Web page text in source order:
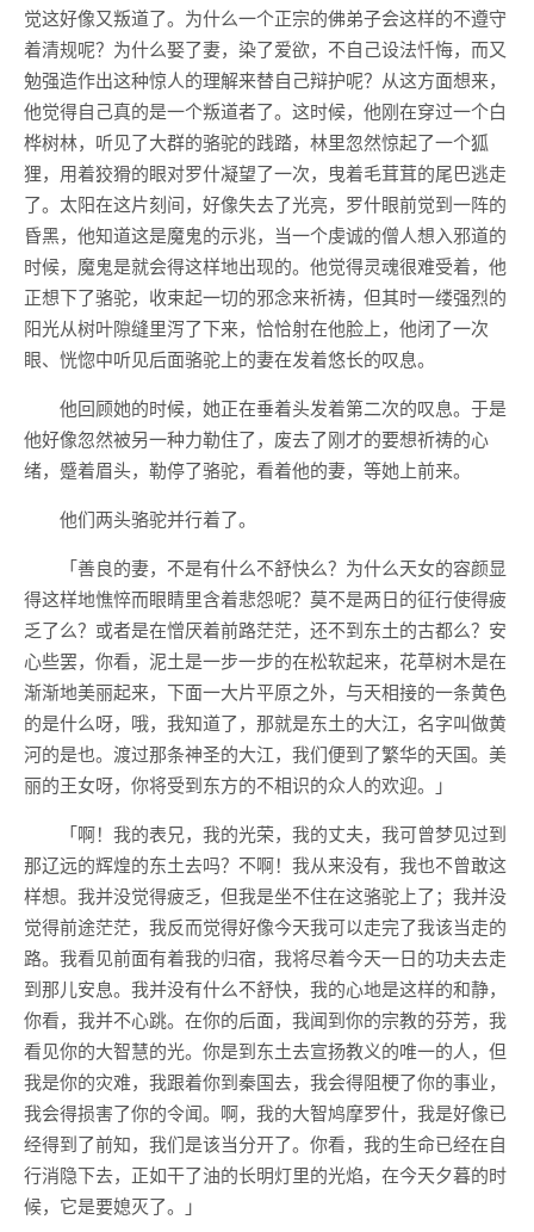
觉这好像又叛道了。为什么一个正宗的佛弟子会这样的不遵守
着清规呢？为什么娶了妻，染了爱欲，不自己设法忏悔，而又
勉强造作出这种惊人的理解来替自己辩护呢？从这方面想来，
他觉得自己真的是一个叛道者了。这时候，他刚在穿过一个白
桦树林，听见了大群的骆驼的践踏，林里忽然惊起了一个狐
狸，用着狡猾的眼对罗什凝望了一次，曳着毛茸茸的尾巴逃走
了。太阳在这片刻间，好像失去了光亮，罗什眼前觉到一阵的
昏黑，他知道这是魔鬼的示兆，当一个虔诚的僧人想入邪道的
时候，魔鬼是就会得这样地出现的。他觉得灵魂很难受着，他
正想下了骆驼，收束起一切的邪念来祈祷，但其时一缕强烈的
阳光从树叶隙缝里泻了下来，恰恰射在他脸上，他闭了一次
眼、恍惚中听见后面骆驼上的妻在发着悠长的叹息。
他回顾她的时候，她正在垂着头发着第二次的叹息。于是
他好像忽然被另一种力勒住了，废去了刚才的要想祈祷的心
绪，蹙着眉头，勒停了骆驼，看着他的妻，等她上前来。
他们两头骆驼并行着了。
「善良的妻，不是有什么不舒快么？为什么天女的容颜显
得这样地憔悴而眼睛里含着悲怨呢？莫不是两日的征行使得疲
乏了么？或者是在憎厌着前路茫茫，还不到东土的古都么？安
心些罢，你看，泥土是一步一步的在松软起来，花草树木是在
渐渐地美丽起来，下面一大片平原之外，与天相接的一条黄色
的是什么呀，哦，我知道了，那就是东土的大江，名字叫做黄
河的是也。渡过那条神圣的大江，我们便到了繁华的天国。美
丽的王女呀，你将受到东方的不相识的众人的欢迎。」
「啊！我的表兄，我的光荣，我的丈夫，我可曾梦见过到
那辽远的辉煌的东土去吗？不啊！我从来没有，我也不曾敢这
样想。我并没觉得疲乏，但我是坐不住在这骆驼上了；我并没
觉得前途茫茫，我反而觉得好像今天我可以走完了我该当走的
路。我看见前面有着我的归宿，我将尽着今天一日的功夫去走
到那儿安息。我并没有什么不舒快，我的心地是这样的和静，
你看，我并不心跳。在你的后面，我闻到你的宗教的芬芳，我
看见你的大智慧的光。你是到东土去宣扬教义的唯一的人，但
我是你的灾难，我跟着你到秦国去，我会得阻梗了你的事业，
我会得损害了你的令闻。啊，我的大智鸠摩罗什，我是好像已
经得到了前知，我们是该当分开了。你看，我的生命已经在自
行消隐下去，正如干了油的长明灯里的光焰，在今天夕暮的时
候，它是要媳灭了。」